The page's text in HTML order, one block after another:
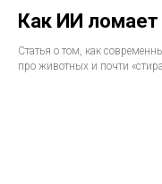
Как ИИ ломает
Статья о том, как
про животных и почти